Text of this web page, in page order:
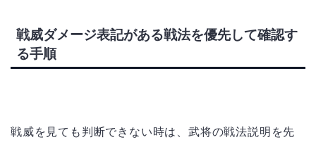
戦威ダメージ表記がある戦法を優先して確認す
る手順
戦威を見ても判断できない時は、武将の戦法説明を先